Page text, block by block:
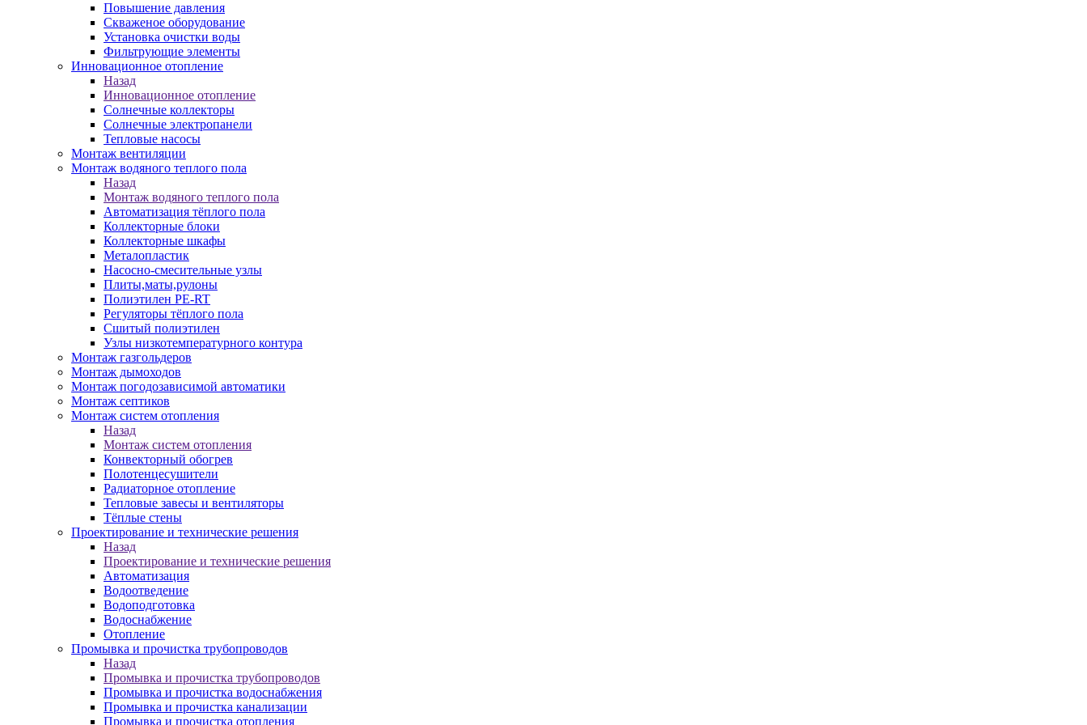
Повышение давления
Скваженое оборудование
Установка очистки воды
Фильтрующие элементы
Инновационное отопление
Назад
Инновационное отопление
Солнечные коллекторы
Солнечные электропанели
Тепловые насосы
Монтаж вентиляции
Монтаж водяного теплого пола
Назад
Монтаж водяного теплого пола
Автоматизация тёплого пола
Коллекторные блоки
Коллекторные шкафы
Металопластик
Насосно-смесительные узлы
Плиты,маты,рулоны
Полиэтилен PE-RT
Регуляторы тёплого пола
Сшитый полиэтилен
Узлы низкотемпературного контура
Монтаж газгольдеров
Монтаж дымоходов
Монтаж погодозависимой автоматики
Монтаж септиков
Монтаж систем отопления
Назад
Монтаж систем отопления
Конвекторный обогрев
Полотенцесушители
Радиаторное отопление
Тепловые завесы и вентиляторы
Тёплые стены
Проектирование и технические решения
Назад
Проектирование и технические решения
Автоматизация
Водоотведение
Водоподготовка
Водоснабжение
Отопление
Промывка и прочистка трубопроводов
Назад
Промывка и прочистка трубопроводов
Промывка и прочистка водоснабжения
Промывка и прочистка канализации
Промывка и прочистка отопления